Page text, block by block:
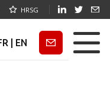
HRSG
EN Newsletter